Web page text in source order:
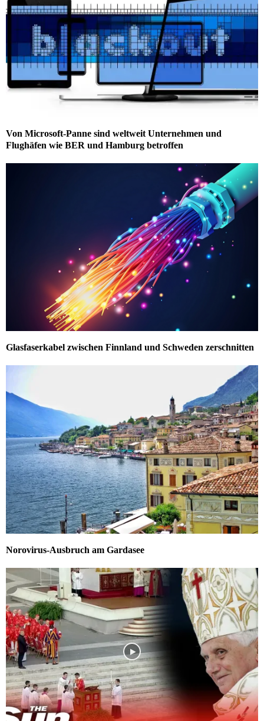
Von Microsoft-Panne sind weltweit Unternehmen und
Flughäfen wie BER und Hamburg betroffen
Glasfaserkabel zwischen Finnland und Schweden zerschnitten
Norovirus-Ausbruch am Gardasee